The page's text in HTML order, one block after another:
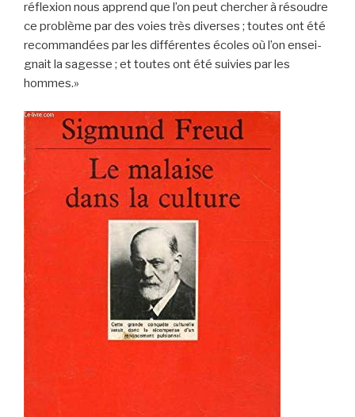
réflexion nous apprend que l’on peut chercher à résoudre
ce problème par des voies très diverses ; toutes ont été
recommandées par les différentes écoles où l’on ensei­
gnait la sagesse ; et toutes ont été suivies par les
hommes.»